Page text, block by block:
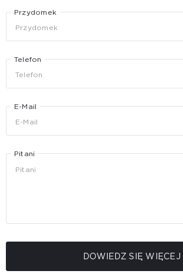
Przydomek
Telefon
E-Mail
Pitani
DOWIEDZ SIĘ WIĘCEJ